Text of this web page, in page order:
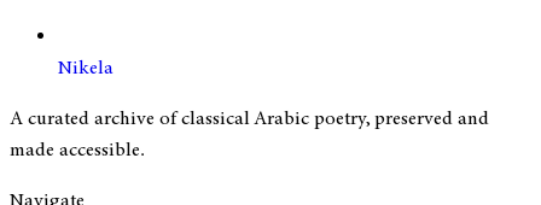
Nikela
A curated archive of classical Arabic poetry, preserved and
made accessible.